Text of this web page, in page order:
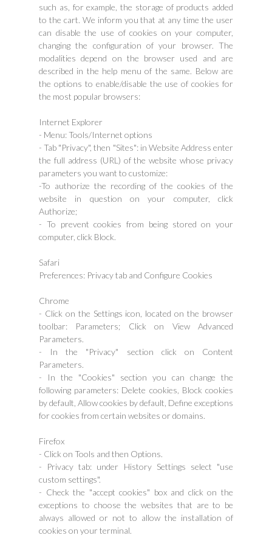
such as, for example, the storage of products added
to the cart. We inform you that at any time the user
can disable the use of cookies on your computer,
changing the configuration of your browser. The
modalities depend on the browser used and are
described in the help menu of the same. Below are
the options to enable/disable the use of cookies for
the most popular browsers:
Internet Explorer
- Menu: Tools/Internet options
- Tab "Privacy", then "Sites": in Website Address enter
the full address (URL) of the website whose privacy
parameters you want to customize:
-To authorize the recording of the cookies of the
website in question on your computer, click
Authorize;
- To prevent cookies from being stored on your
computer, click Block.
Safari
Preferences: Privacy tab and Configure Cookies
Chrome
- Click on the Settings icon, located on the browser
toolbar: Parameters; Click on View Advanced
Parameters.
- In the "Privacy" section click on Content
Parameters.
- In the "Cookies" section you can change the
following parameters: Delete cookies, Block cookies
by default, Allow cookies by default, Define exceptions
for cookies from certain websites or domains.
Firefox
- Click on Tools and then Options.
- Privacy tab: under History Settings select "use
custom settings".
- Check the "accept cookies" box and click on the
exceptions to choose the websites that are to be
always allowed or not to allow the installation of
cookies on your terminal.